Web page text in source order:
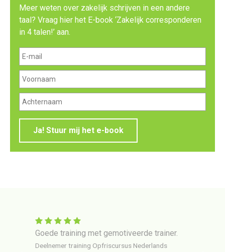
Meer weten over zakelijk schrijven in een andere
taal? Vraag hier het E-book ‘Zakelijk corresponderen
in 4 talen!’ aan.
Ja! Stuur mij het e-book
Goede training met gemotiveerde trainer.
Deelnemer training Opfriscursus Nederlands